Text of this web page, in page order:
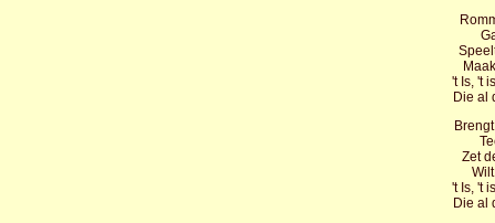
't Is, 't
Die al
Zet
't Is, 't
Die al